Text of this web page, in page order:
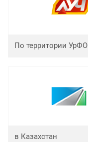
По территории УрФО
в Казахстан